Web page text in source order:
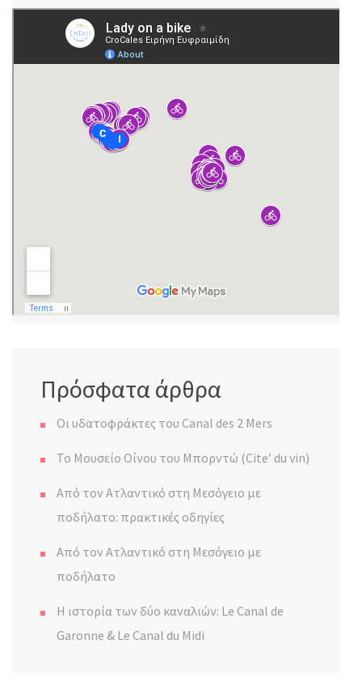
Πρόσφατα άρθρα
Οι υδατοφράκτες του Canal des 2 Mers
Το Μουσείο Οίνου του Μπορντώ (Cite’ du vin)
Από τον Ατλαντικό στη Μεσόγειο με
ποδήλατο: πρακτικές οδηγίες
Από τον Ατλαντικό στη Μεσόγειο με
ποδήλατο
Η ιστορία των δύο καναλιών: Le Canal de
Garonne & Le Canal du Midi